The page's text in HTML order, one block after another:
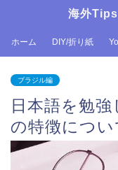
海外
ホーム DIY/折り紙
ブラジル編
日本語を勉
の特徴につい